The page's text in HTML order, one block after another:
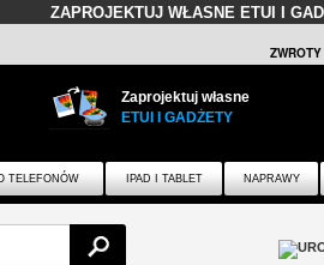
ZAPROJEKTUJ WŁASNE ETUI I
ZWROTY
Zaprojektuj własne
ETUI I GADŻETY
TELEFONÓW IPAD I TABLET NAPRAWY